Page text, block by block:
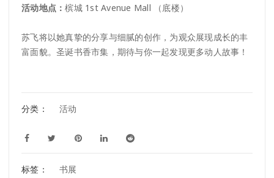
活动地点：槟城 1st Avenue Mall （底楼）
苏飞将以她真挚的分享与细腻的创作，为观众展现成长的丰
富面貌。圣诞书香市集，期待与你一起发现更多动人故事！
分类： 活动
标签： 书展